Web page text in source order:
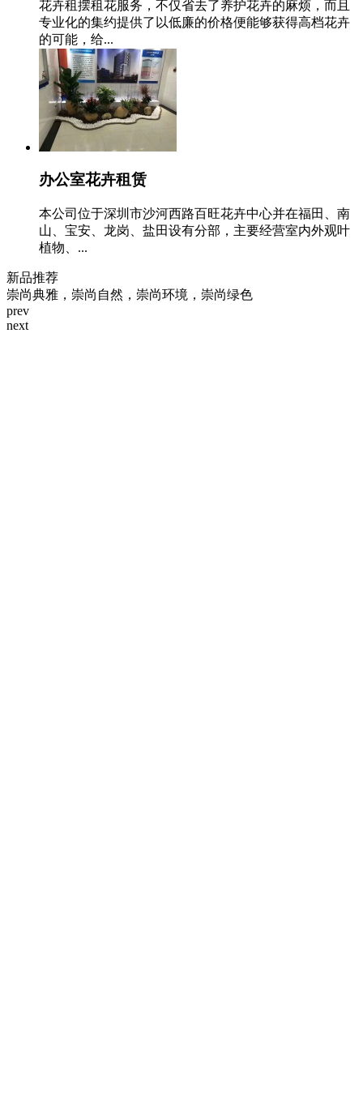
花卉租摆租花服务，不仅省去了养护花卉的麻烦，而且
专业化的集约提供了以低廉的价格便能够获得高档花卉
的可能，给...
办公室花卉租赁
本公司位于深圳市沙河西路百旺花卉中心并在福田、南
山、宝安、龙岗、盐田设有分部，主要经营室内外观叶
植物、...
新品推荐
崇尚典雅，崇尚自然，崇尚环境，崇尚绿色
prev
next